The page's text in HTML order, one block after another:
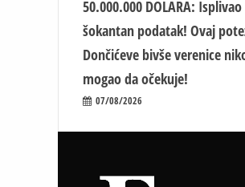
50.000.000 DOLARA: Isplivao
šokantan podatak! Ovaj
Dončićeve bivše verenice
mogao da očekuje!
07/08/2026